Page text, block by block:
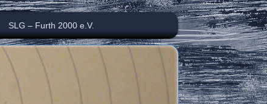
SLG – Furth 2000 e.V.